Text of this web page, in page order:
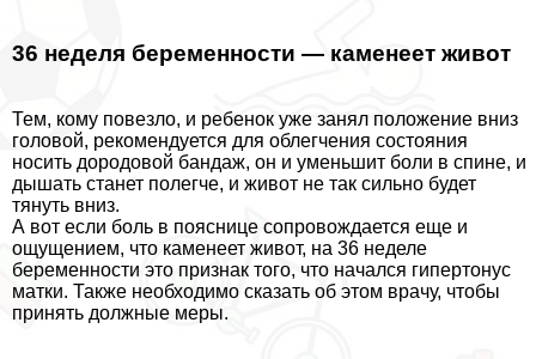
36 неделя беременности — каменеет живот
Тем, кому повезло, и ребенок уже занял положение вниз
головой, рекомендуется для облегчения состояния
носить дородовой бандаж, он и уменьшит боли в спине, и
дышать станет полегче, и живот не так сильно будет
тянуть вниз.
А вот если боль в пояснице сопровождается еще и
ощущением, что каменеет живот, на 36 неделе
беременности это признак того, что начался гипертонус
матки. Также необходимо сказать об этом врачу, чтобы
принять должные меры.